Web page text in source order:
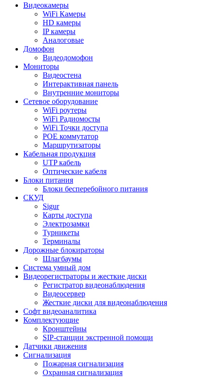
Видеокамеры
WiFi Камеры
HD камеры
IP камеры
Аналоговые
Домофон
Видеодомофон
Мониторы
Видеостена
Интерактивная панель
Внутренние мониторы
Сетевое оборудование
WiFi роутеры
WiFi Радиомосты
WiFi Точки доступа
POE коммутатор
Маршрутизаторы
Кабельная продукция
UTP кабель
Оптические кабеля
Блоки питания
Блоки бесперебойного питания
СКУД
Sigur
Карты доступа
Электрозамки
Турникеты
Терминалы
Дорожные блокираторы
Шлагбаумы
Cистема умный дом
Видеорегистраторы и жесткие диски
Регистратор видеонаблюдения
Видеосервер
Жесткие диски для видеонаблюдения
Софт видеоаналитика
Комплектующие
Кронштейны
SIP-станции экстренной помощи
Датчики движения
Сигнализация
Пожарная сигнализация
Охранная сигнализация